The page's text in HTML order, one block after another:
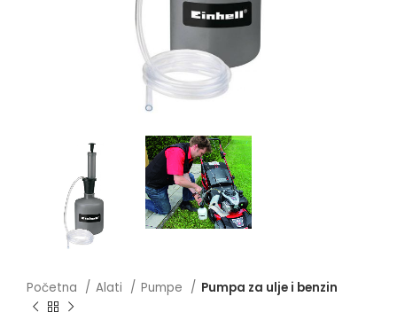
Početna Alati Pumpe Pumpa za ulje i benzin